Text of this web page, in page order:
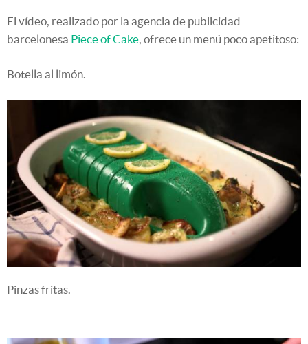
El vídeo, realizado por la agencia de publicidad
barcelonesa Piece of Cake, ofrece un menú poco apetitoso:
Botella al limón.
Pinzas fritas.